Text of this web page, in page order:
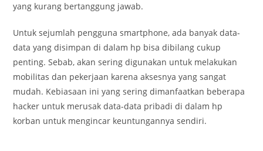
yang kurang bertanggung jawab.
Untuk sejumlah pengguna smartphone, ada banyak data-
data yang disimpan di dalam hp bisa dibilang cukup
penting. Sebab, akan sering digunakan untuk melakukan
mobilitas dan pekerjaan karena aksesnya yang sangat
mudah. Kebiasaan ini yang sering dimanfaatkan beberapa
hacker untuk merusak data-data pribadi di dalam hp
korban untuk mengincar keuntungannya sendiri.